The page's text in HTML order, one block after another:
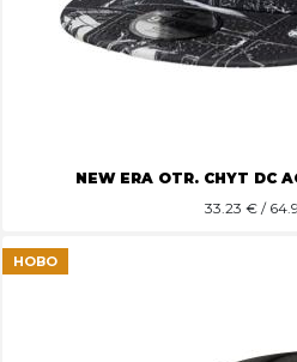
NEW ERA OTR. CHYT DC
33.23 € /
НОВО